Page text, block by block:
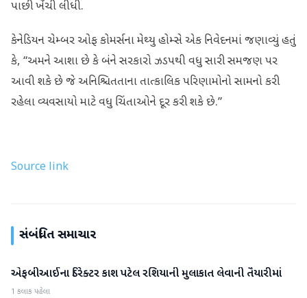
પાછી ખેંચી લીધી.
કેનેડિયન ચેમ્બર ઓફ કોમર્સના મેથ્યુ હોમ્સે એક નિવેદનમાં જણાવ્યું હતું
કે, “અમને આશા છે કે બંને સરકારો ઝડપથી વધુ સારી સમજણ પર
આવી શકે છે જે અનિશ્ચિતતાના તાત્કાલિક પરિણામોનો સામનો કરી
રહેલા વ્યવસાયો માટે વધુ ચિંતાઓને દૂર કરી શકે છે.”
Source link
સંબંધિત સમાચાર
આંતરરાષ્ટ્રીય
એફબીઆઈના ડિરેક્ટર કાશ પટેલ રશિયાની મુલાકાત લેવાની તૈયારીમાં
1 કલાક પહેલા